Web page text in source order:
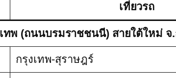
เที่ยวรถ
ทพ (ถนนบรมราชชนนี) สายใต้ใหม่
กรุงเทพ-สุราษฎร์